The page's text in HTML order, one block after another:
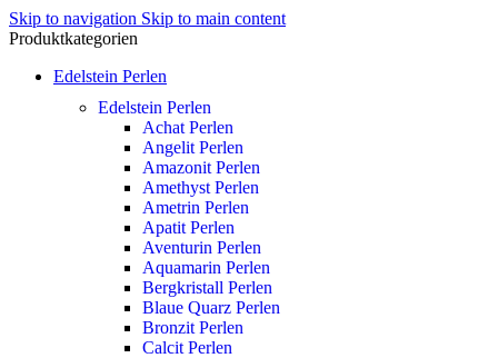
Skip to navigation Skip to main content
Produktkategorien
Edelstein Perlen
Edelstein Perlen
Achat Perlen
Angelit Perlen
Amazonit Perlen
Amethyst Perlen
Ametrin Perlen
Apatit Perlen
Aventurin Perlen
Aquamarin Perlen
Bergkristall Perlen
Blaue Quarz Perlen
Bronzit Perlen
Calcit Perlen